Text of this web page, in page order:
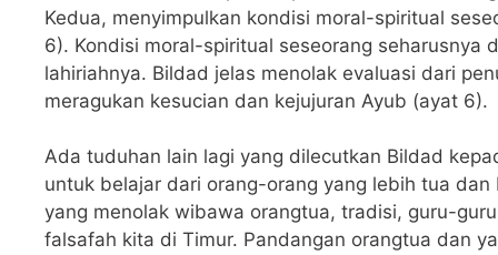
Kedua, menyimpulkan kondisi moral-spiritual
6). Kondisi moral-spiritual seseorang
lahiriahnya. Bildad jelas menolak evaluasi dari
meragukan kesucian dan kejujuran Ayub (ayat 6).
Ada tuduhan lain lagi yang dilecutkan Bildad
untuk belajar dari orang-orang yang lebih tua
yang menolak wibawa orangtua, tradisi, guru-
falsafah kita di Timur. Pandangan orangtua dan